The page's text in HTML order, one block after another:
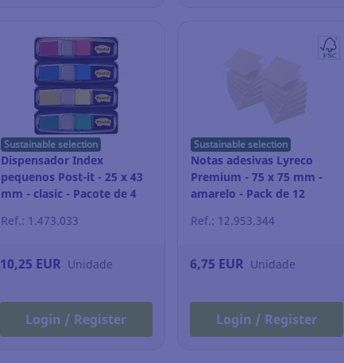
Sustainable selection
Dispensador Index
pequenos Post-it - 25 x 43
mm - clasic - Pacote de 4
Ref.: 1.473.033
10,25 EUR Unidade
Login / Register
Sustainable selection
Notas adesivas Lyreco
Premium - 75 x 75 mm -
amarelo - Pack de 12
Ref.: 12.953.344
6,75 EUR Unidade
Login / Register